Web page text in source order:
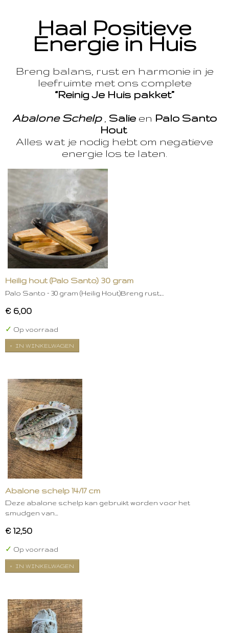
Haal Positieve
Energie in Huis
Breng balans, rust en harmonie in je
leefruimte met ons complete
“Reinig Je Huis pakket”
Abalone Schelp, Salie en Palo Santo
Hout
Alles wat je nodig hebt om negatieve
energie los te laten.
Heilig hout (Palo Santo) 30 gram
Palo Santo – 30 gram (Heilig Hout)Breng rust,…
€ 6,00
✓ Op voorraad
IN WINKELWAGEN
Abalone schelp 14/17 cm
Deze abalone schelp kan gebruikt worden voor het
smudgen van…
€ 12,50
✓ Op voorraad
IN WINKELWAGEN